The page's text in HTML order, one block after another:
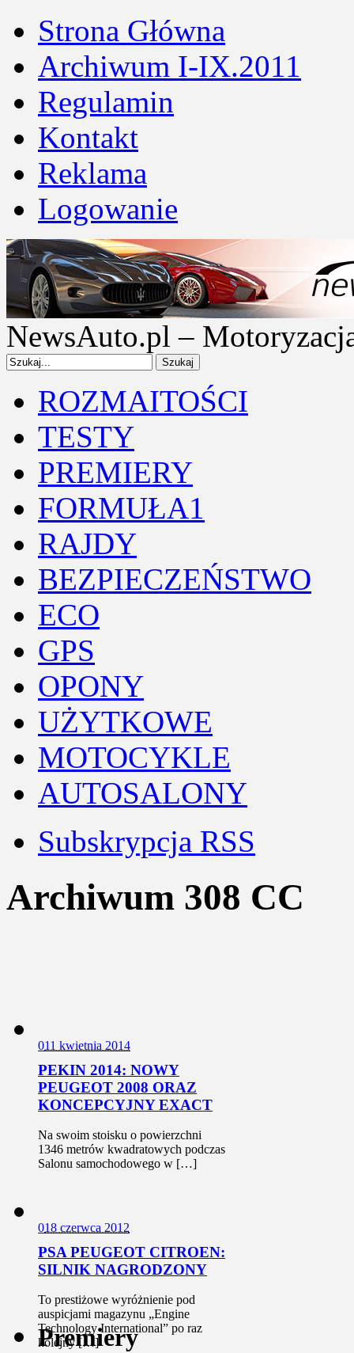
Strona Główna
Archiwum I-IX.2011
Regulamin
Kontakt
Reklama
Logowanie
NewsAuto.pl –
ROZMAITOŚCI
TESTY
PREMIERY
FORMUŁA1
RAJDY
BEZPIECZEŃSTWO
ECO
GPS
OPONY
UŻYTKOWE
MOTOCYKLE
AUTOSALONY
Subskrypcja RSS
Archiwum 308 CC
011 kwietnia 2014
PEKIN 2014: NOWY
PEUGEOT 2008 ORAZ
KONCEPCYJNY EXACT
Na swoim stoisku o powierzchni
1346 metrów kwadratowych podczas
Salonu samochodowego w […]
018 czerwca 2012
PSA PEUGEOT CITROEN:
SILNIK NAGRODZONY
To prestiżowe wyróżnienie pod
auspicjami magazynu „Engine
Technology International” po raz
kolejny […]
Premiery